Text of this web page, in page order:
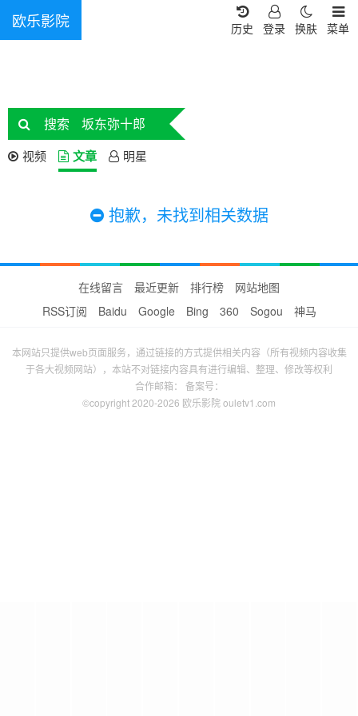
欧乐影院 菜单
换肤
登录
历史
搜索 坂东弥十郎
视频 文章 明星
抱歉，未找到相关数据
在线留言 最近更新 排行榜
网站地图
RSS订阅
Baidu Google Bing 360 Sogou 神马
本网站只提供web页面服务，通过链接的方式提供相关内容（所有视频内容收集
于各大视频网站），本站不对链接内容具有进行编辑、整理、修改等权利
合作邮箱： 备案号：
©copyright 2020-2026 欧乐影院 ouletv1.com